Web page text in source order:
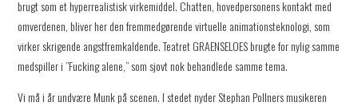
brugt som et hyperrealistisk virkemiddel. Chatten, hovedpersonens kontakt med
omverdenen, bliver her den fremmedgørende virtuelle animationsteknologi, som
virker skrigende angstfremkaldende. Teatret GRAENSELOES brugte for nylig samme
medspiller i ”Fucking alene,” som sjovt nok behandlede samme tema.
Vi må i år undvære Munk på scenen. I stedet nyder Stephan Pollners musikeren